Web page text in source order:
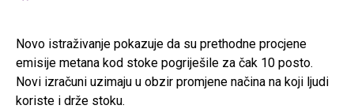
Novo istraživanje pokazuje da su prethodne procjene
emisije metana kod stoke pogriješile za čak 10 posto.
Novi izračuni uzimaju u obzir promjene načina na koji ljudi
koriste i drže stoku.